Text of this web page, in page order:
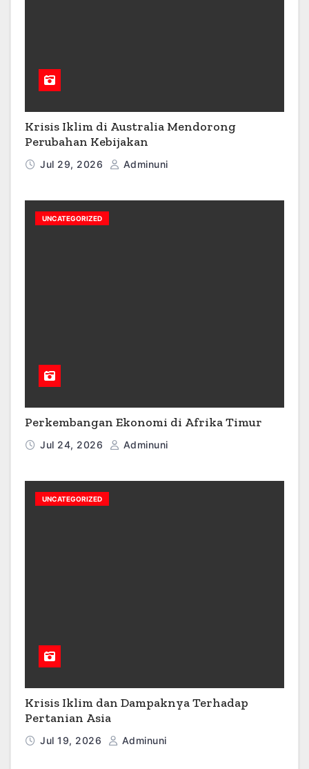
Krisis Iklim di Australia Mendorong
Perubahan Kebijakan
Jul 29, 2026 Adminuni
UNCATEGORIZED
Perkembangan Ekonomi di Afrika Timur
Jul 24, 2026 Adminuni
UNCATEGORIZED
Krisis Iklim dan Dampaknya Terhadap
Pertanian Asia
Jul 19, 2026 Adminuni